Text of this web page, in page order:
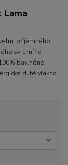
Lama
příjemného,
svrchního
bavlněné,
duté vlákno